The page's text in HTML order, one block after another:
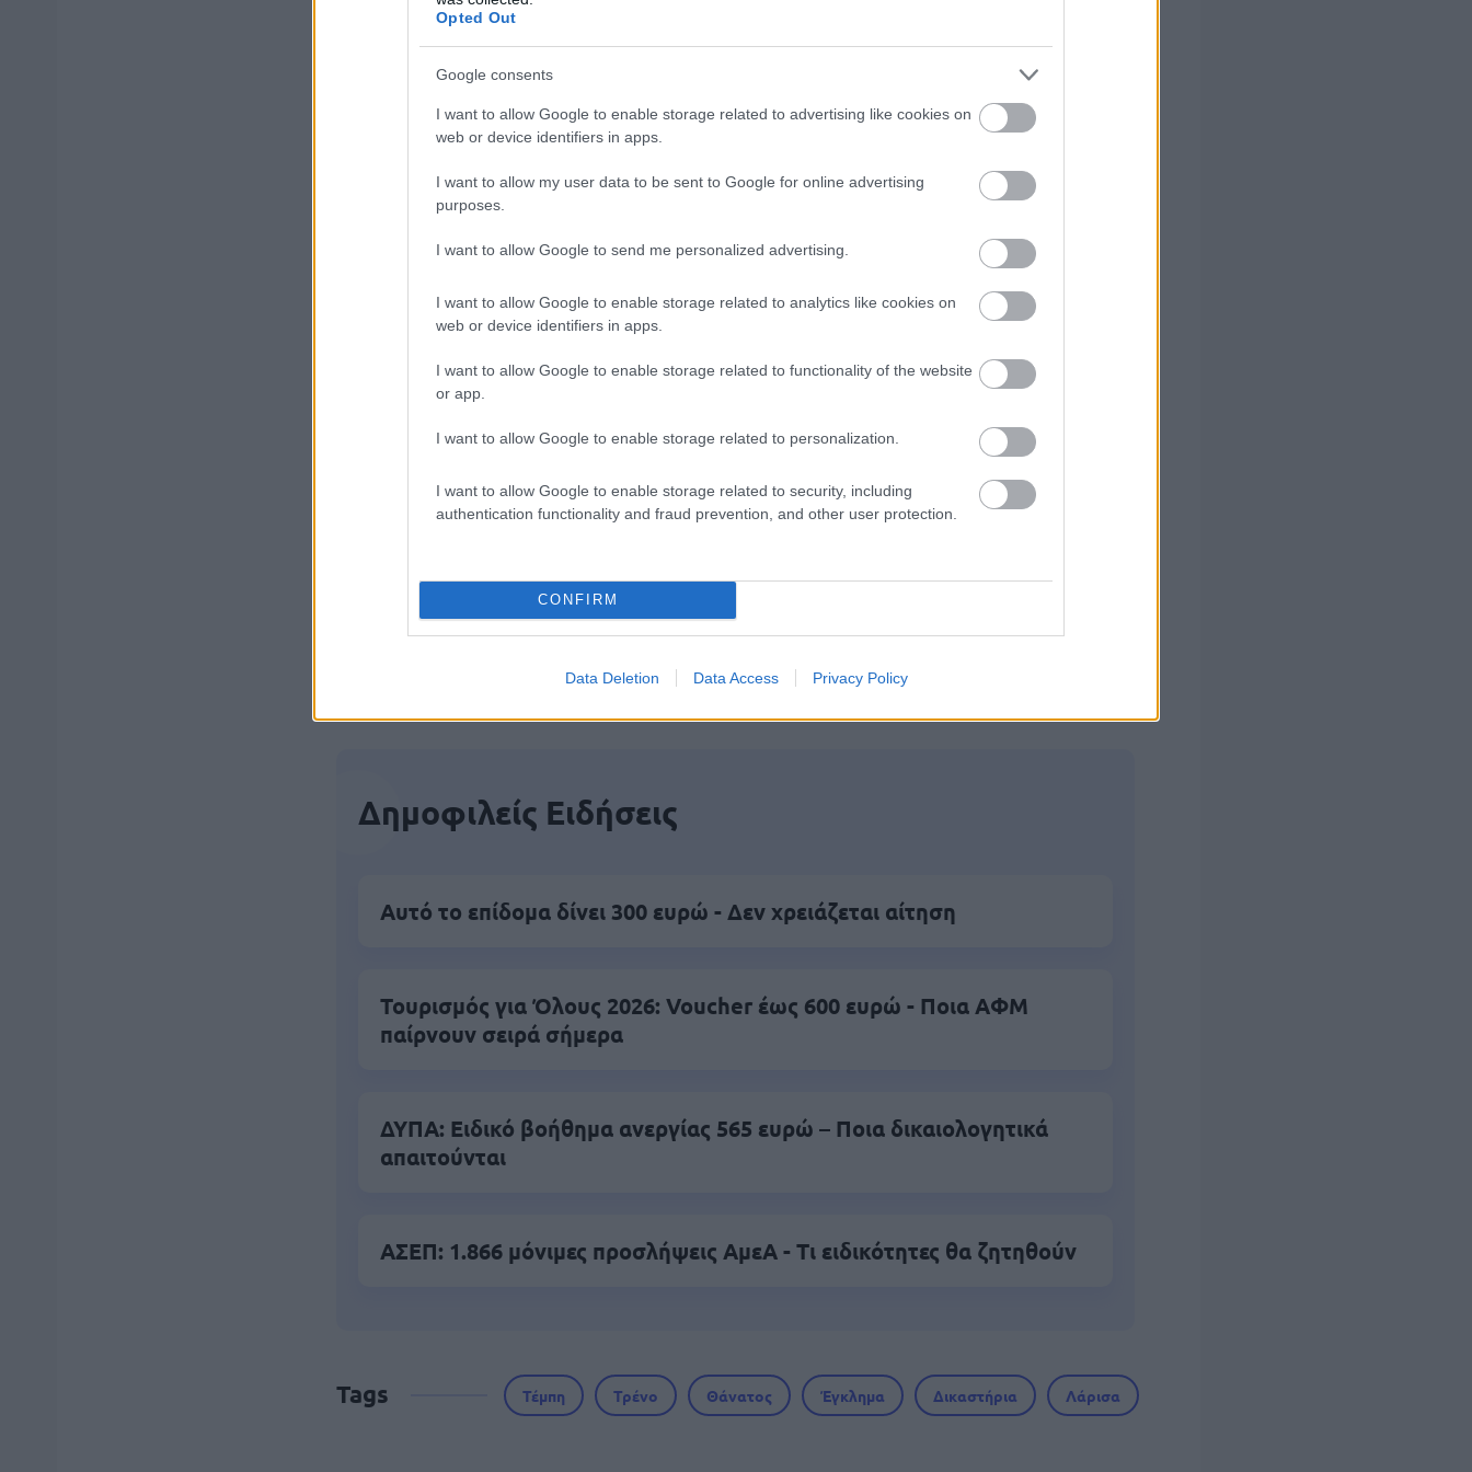
Opted Out
Google consents
I want to allow Google to enable storage related to advertising like cookies on
web or device identifiers in apps.
I want to allow my user data to be sent to Google for online advertising
purposes.
I want to allow Google to send me personalized advertising.
I want to allow Google to enable storage related to analytics like cookies on
web or device identifiers in apps.
I want to allow Google to enable storage related to functionality of the website
or app.
I want to allow Google to enable storage related to personalization.
I want to allow Google to enable storage related to security, including
authentication functionality and fraud prevention, and other user protection.
CONFIRM
Data Deletion Data Access Privacy Policy
μεγάλου αριθμού εμπλεκομένων στη διαδικασία.
Γιώργος Φλωρίδης έχει αναγνωρίσει ότι έχουν ήδη
δαπανηθεί σημαντικά ποσά για τη διαμόρφωση της αίθουσας στη Λάρισα, στοιχείο που,
σύμφωνα με πληροφορίες,
ΑΣΕΠ: Πιστοποίηση Αγγλικών σε μόνο 2 ημέρες στα χέρια σας
ΑΣΕΠ: Εξ αποστάσεως η πιο Εύκολη Πιστοποίηση Υπολογιστών σε 2
μέρες
Μάθε πρώτος όλες τις σημαντικές ειδήσεις.
Βάλε το proson.gr στα αποτελέσματα αναζήτησης της Google
Δημοφιλείς Ειδήσεις
Αυτό το επίδομα δίνει 300 ευρώ - Δεν χρειάζεται αίτηση
Τουρισμός για Όλους 2026: Voucher έως 600 ευρώ - Ποια ΑΦΜ
παίρνουν σειρά σήμερα
ΔΥΠΑ: Ειδικό βοήθημα ανεργίας 565 ευρώ – Ποια δικαιολογητικά
απαιτούνται
ΑΣΕΠ: 1.866 μόνιμες προσλήψεις ΑμεΑ - Τι ειδικότητες θα ζητηθούν
Tags Τέμπη Τρένο Θάνατος Έγκλημα Δικαστήρια Λάρισα